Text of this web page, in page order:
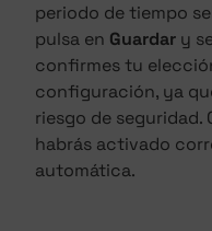
periodo de tiempo
pulsa en Guardar y
confirmes tu
configuración, ya
riesgo de seguridad.
habrás activado
automática.